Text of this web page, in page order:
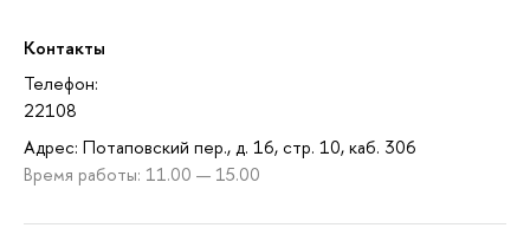
Контакты
Телефон:
22108
Адрес: Потаповский пер., д. 16, стр. 10, каб. 306
Время работы: 11.00 — 15.00